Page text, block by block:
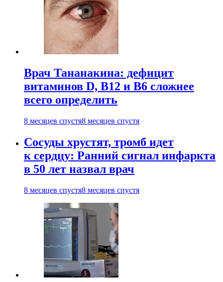
Врач Тананакина: дефицит
витаминов D, B12 и B6 сложнее
всего определить
8 месяцев спустя8 месяцев спустя
Сосуды хрустят, тромб идет
к сердцу: Ранний сигнал инфаркта
в 50 лет назвал врач
8 месяцев спустя8 месяцев спустя